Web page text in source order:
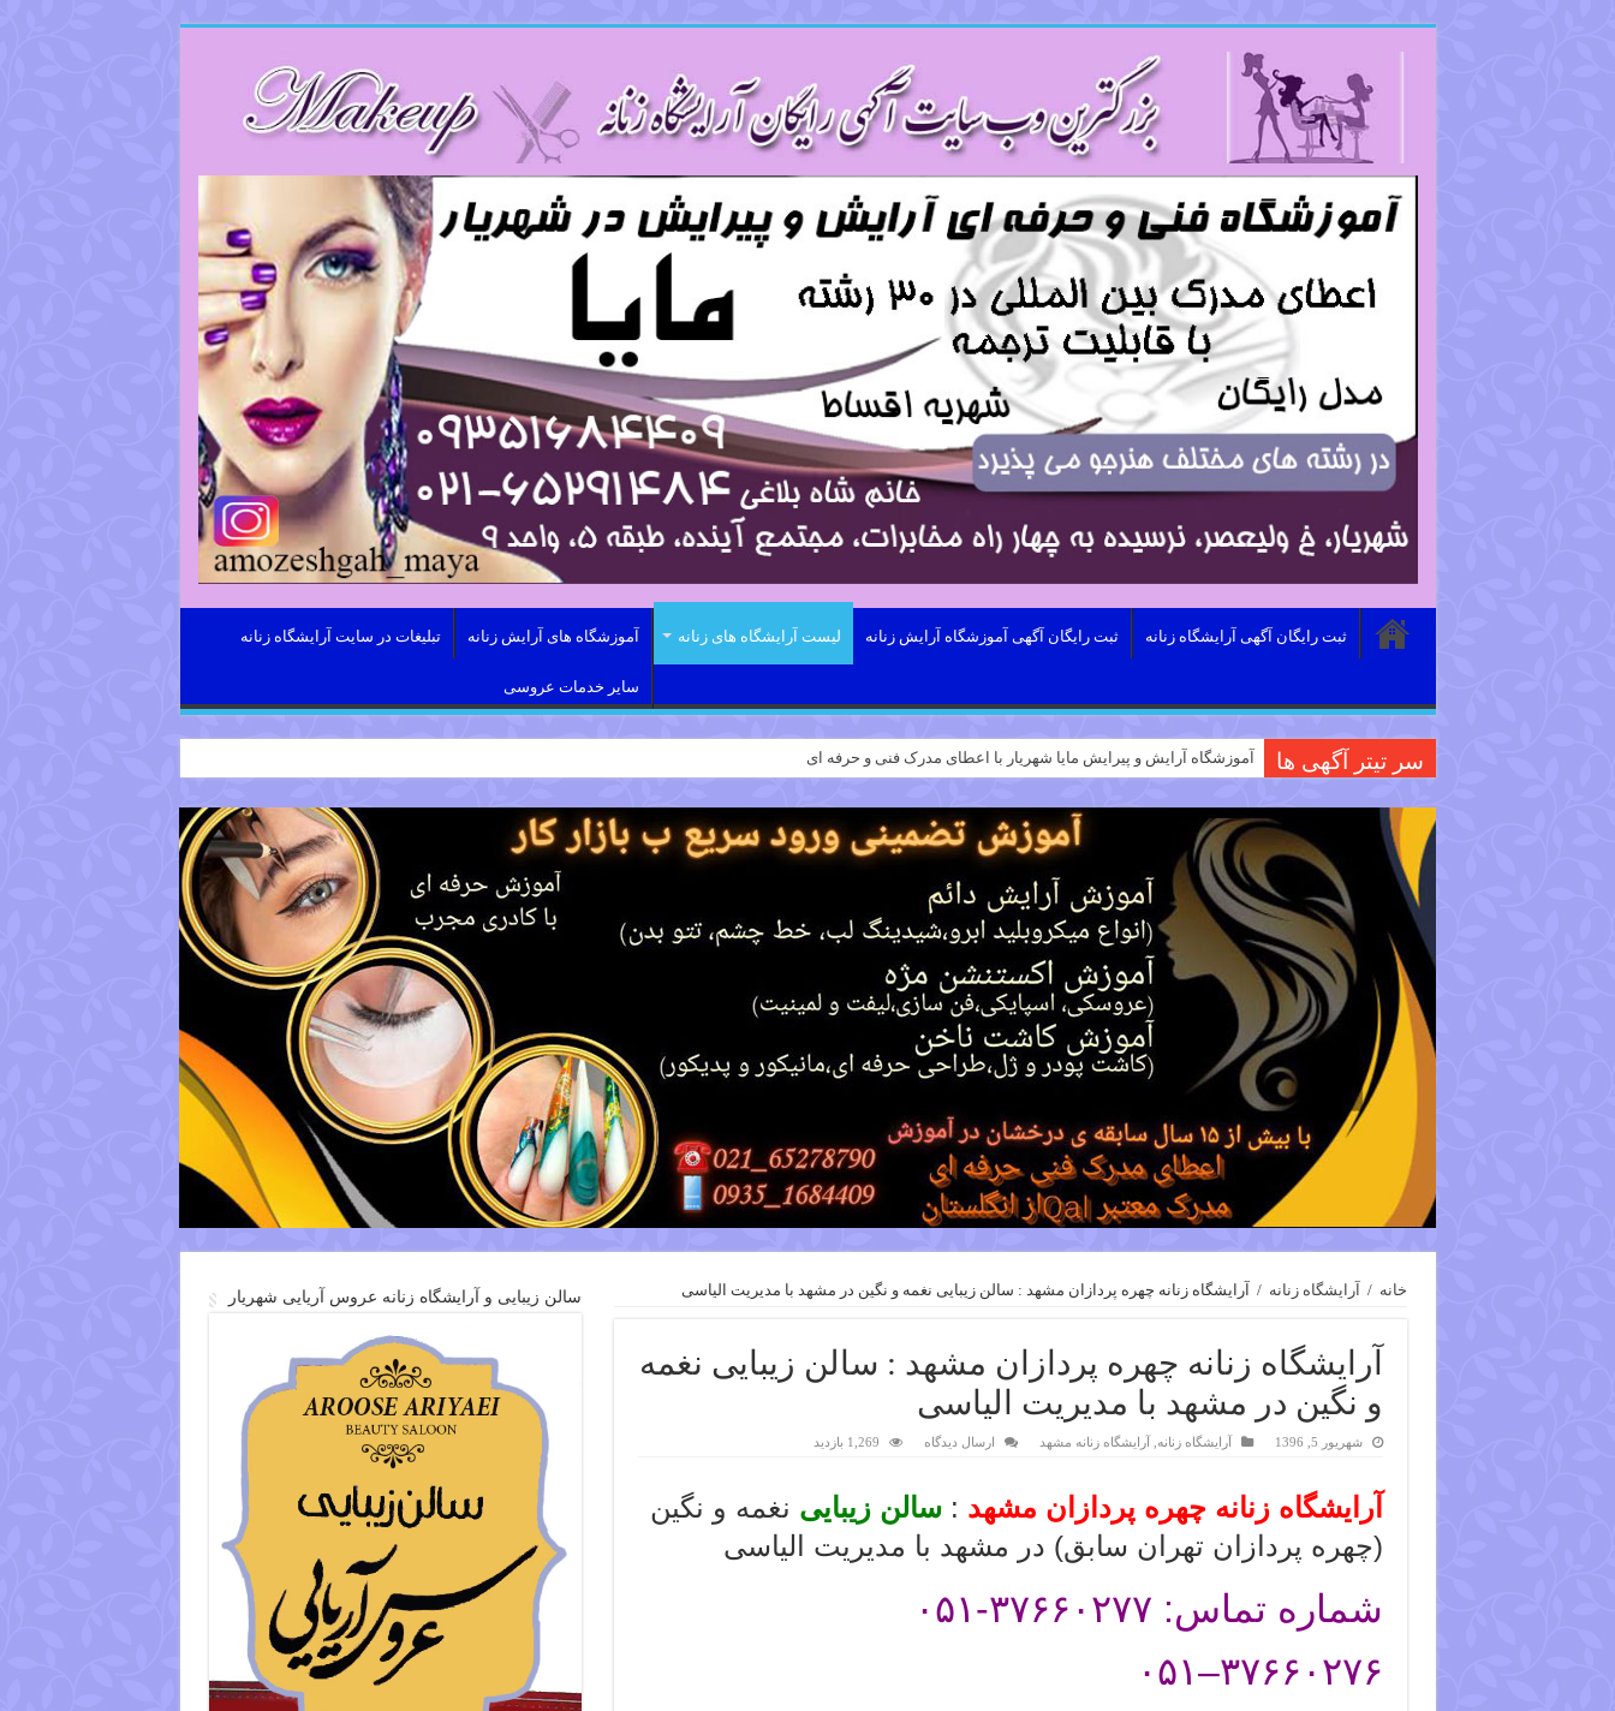
ثبت رایگان آگهی آرایشگاه زنانه ثبت رایگان آگهی آموزشگاه آرایش زنانه لیست آرایشگاه های زنانه آموزشگاه های آرایش زنانه تبلیغات در سایت آرایشگاه زنانه
سایر خدمات عروسی
سر تیتر آگهی ها آموزشگاه آرایش و پیرایش مایا شهریار با اعطای مدرک فنی و حرفه ای
خانه / آرایشگاه زنانه / آرایشگاه زنانه چهره پردازان مشهد : سالن زیبایی نغمه و نگین در مشهد با مدیریت الیاسی
آرایشگاه زنانه چهره پردازان مشهد : سالن زیبایی نغمه
و نگین در مشهد با مدیریت الیاسی
شهریور 5, 1396 آرایشگاه زنانه ,آرایشگاه زنانه مشهد ارسال دیدگاه 1,269 بازدید
آرایشگاه زنانه چهره پردازان مشهد :سالن زیبایی نغمه و نگین
(چهره پردازان تهران سابق) در مشهد با مدیریت الیاسی
شماره تماس: ۳۷۶۶۰۲۷۷-۰۵۱
۳۷۶۶۰۲۷۶–۰۵۱
سالن زیبایی و آرایشگاه زنانه عروس آریایی شهریار